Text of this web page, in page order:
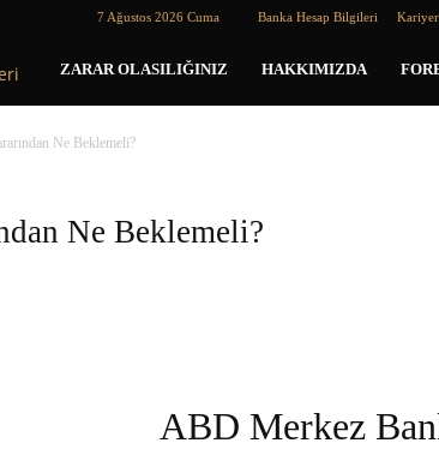
7 Ağustos 2026 Cuma Banka Hesap Bilgileri Kariyer
Forex
Koçu
ZARAR OLASILIĞINIZ HAKKIMIZDA
Ne Beklemeli?
Ne Beklemeli?
ABD Merkez